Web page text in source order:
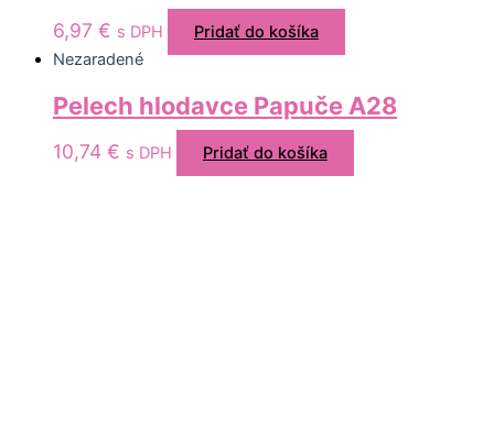
6,97 € s DPH
Pridať do košíka
Nezaradené
Pelech hlodavce Papuče A28
10,74 € s DPH Pridať do košíka